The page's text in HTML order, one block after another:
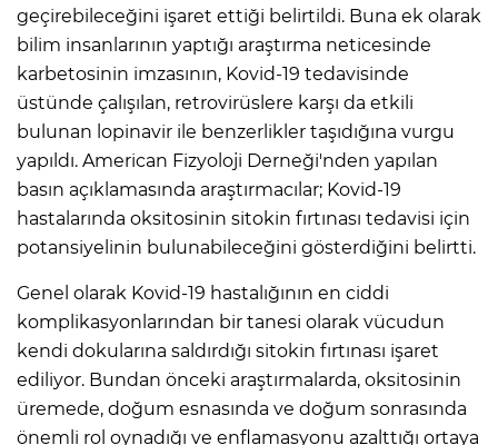
geçirebileceğini işaret ettiği belirtildi. Buna ek olarak
bilim insanlarının yaptığı araştırma neticesinde
karbetosinin imzasının, Kovid-19 tedavisinde
üstünde çalışılan, retrovirüslere karşı da etkili
bulunan lopinavir ile benzerlikler taşıdığına vurgu
yapıldı. American Fizyoloji Derneği'nden yapılan
basın açıklamasında araştırmacılar; Kovid-19
hastalarında oksitosinin sitokin fırtınası tedavisi için
potansiyelinin bulunabileceğini gösterdiğini belirtti.
Genel olarak Kovid-19 hastalığının en ciddi
komplikasyonlarından bir tanesi olarak vücudun
kendi dokularına saldırdığı sitokin fırtınası işaret
ediliyor. Bundan önceki araştırmalarda, oksitosinin
üremede, doğum esnasında ve doğum sonrasında
önemli rol oynadığı ve enflamasyonu azalttığı ortaya